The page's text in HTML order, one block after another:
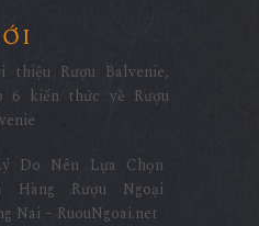
thiệu Rượu Balvenie,
6 kiến thức về Rượu
Do Nên Lựa Chọn
Hàng Rượu Ngoại
Nai – RuouNgoai.net